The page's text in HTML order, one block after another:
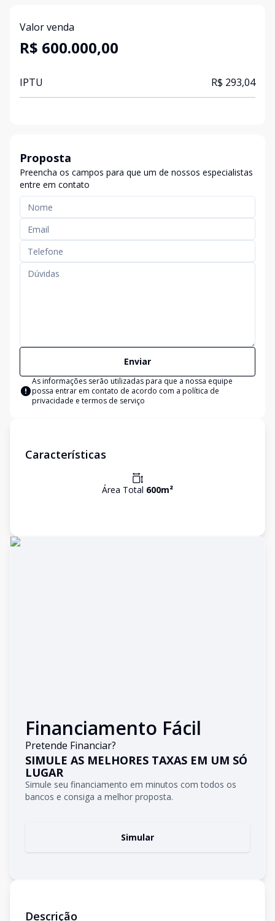
Valor venda
R$ 600.000,00
IPTU R$ 293,04
Proposta
Preencha os campos para que um de nossos especialistas
entre em contato
Enviar
As informações serão utilizadas para que a nossa equipe
possa entrar em contato de acordo com a política de
privacidade e termos de serviço
Características
Área Total 600m²
Financiamento Fácil
Pretende Financiar?
SIMULE AS MELHORES TAXAS EM UM SÓ
LUGAR
Simule seu financiamento em minutos com todos os
bancos e consiga a melhor proposta.
Simular
Descrição